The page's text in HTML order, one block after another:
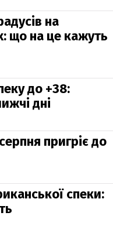
на
що на це кажуть
до +38:
дні
пригріє до
спеки: